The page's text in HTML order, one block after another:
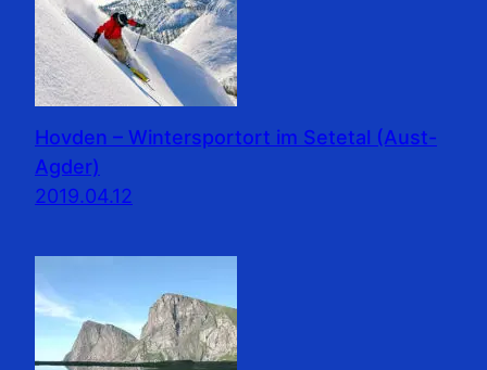
Hovden – Wintersportort im Setetal (Aust-
Agder)
2019.04.12